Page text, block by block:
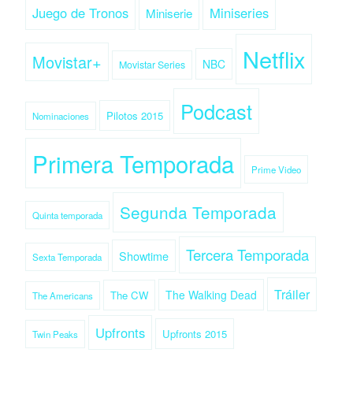
Juego de Tronos Miniserie Miniseries
Movistar+ Movistar Series NBC Netflix
Nominaciones Pilotos 2015 Podcast
Primera Temporada Prime Video
Quinta temporada Segunda Temporada
Sexta Temporada Showtime Tercera Temporada
The Americans The CW The Walking Dead Tráiler
Twin Peaks Upfronts Upfronts 2015